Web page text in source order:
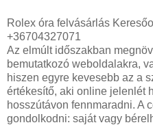
Rolex óra felvásárlás
+36704327071
Az elmúlt időszakban
bemutatkozó weboldalakra,
hiszen egyre kevesebb az a
értékesítő, aki online jelenlét
hosszútávon fennmaradni. A
gondolkodni: saját vagy